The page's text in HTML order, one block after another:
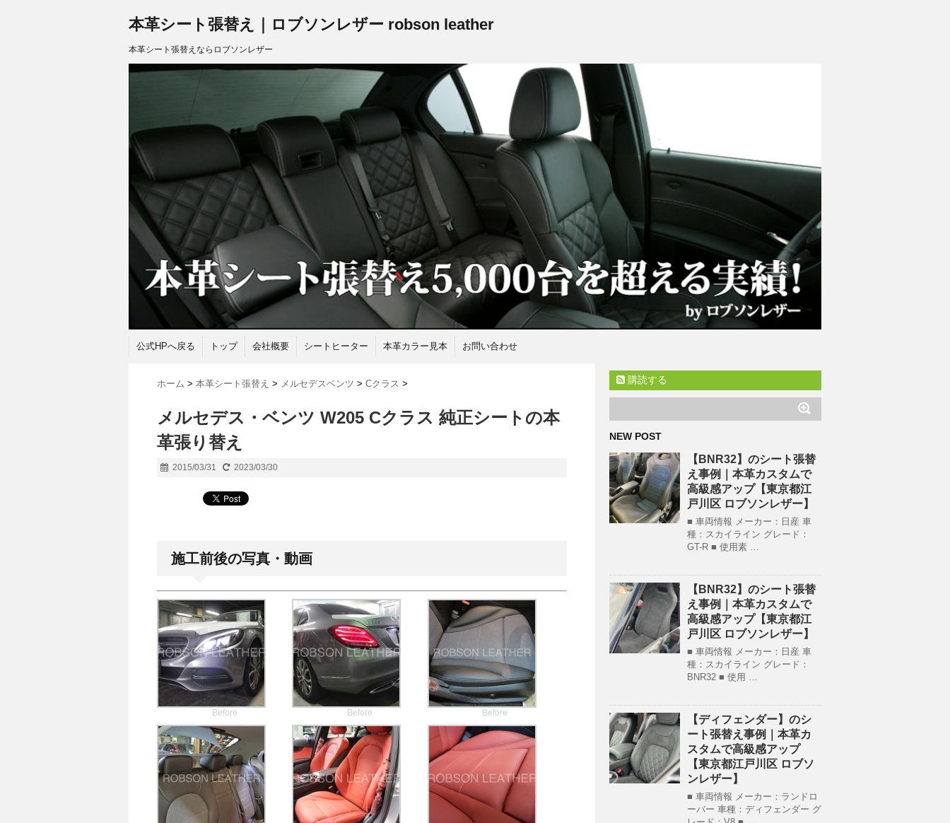
本革シート張替え｜ロブソンレザー robson leather
本革シート張替えならロブソンレザー
公式HPへ戻る トップ 会社概要 シートヒーター 本革カラー見本 お問い合わせ
ホーム > 本革シート張替え > メルセデスベンツ > Cクラス >
メルセデス・ベンツ W205 Cクラス 純正シートの本
革張り替え
2015/03/31 2023/03/30
施工前後の写真・動画
Before Before Before
購読する
NEW POST
【BNR32】のシート張替
え事例｜本革カスタムで
高級感アップ【東京都江
戸川区 ロブソンレザー】
■ 車両情報 メーカー：日産 車
種：スカイライン グレード：
GT-R ■ 使用素 …
【BNR32】のシート張替
え事例｜本革カスタムで
高級感アップ【東京都江
戸川区 ロブソンレザー】
■ 車両情報 メーカー：日産 車
種：スカイライン グレード：
BNR32 ■ 使用 …
【ディフェンダー】のシ
ート張替え事例｜本革カ
スタムで高級感アップ
【東京都江戸川区 ロブソ
ンレザー】
■ 車両情報 メーカー：ランドロ
ーバー 車種：ディフェンダー グ